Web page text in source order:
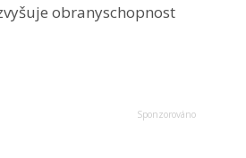
obranyschopnost